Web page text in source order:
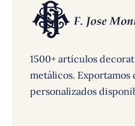
1500+ artículos
metálicos. Exportamos
personalizados